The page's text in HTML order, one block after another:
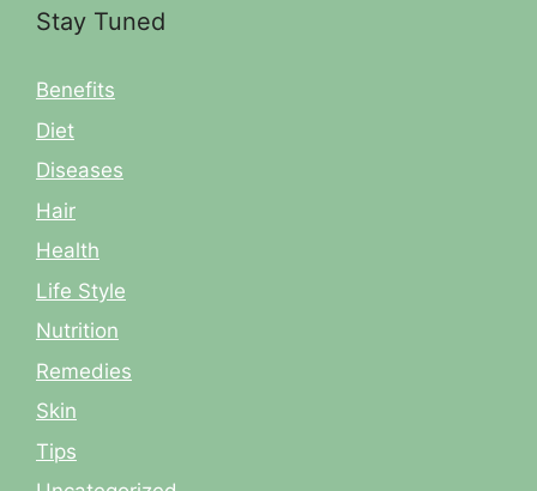
Stay Tuned
Benefits
Diet
Diseases
Hair
Health
Life Style
Nutrition
Remedies
Skin
Tips